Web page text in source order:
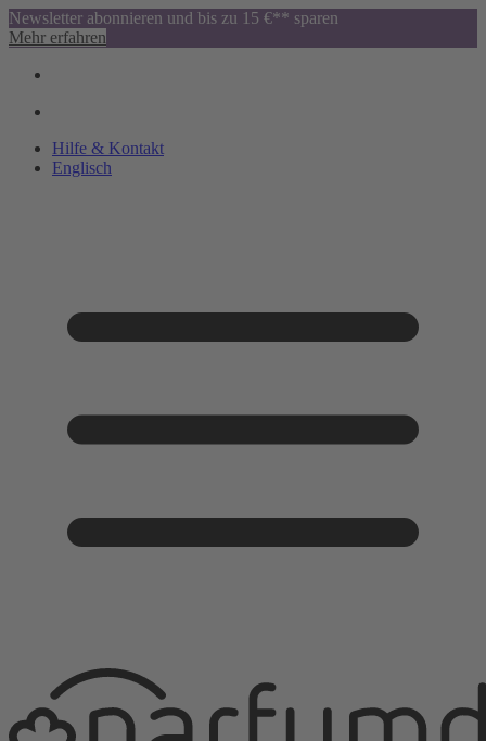
Newsletter abonnieren und bis zu 15 €** sparen
Mehr erfahren
Hilfe & Kontakt
Englisch